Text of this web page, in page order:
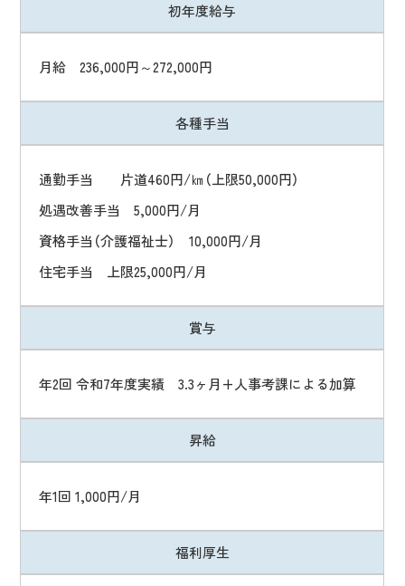
集
初年度給与
月給 236,000円～272,000円
各種手当
通勤手当 片道460円/㎞（上限50,000円）
処遇改善手当 5,000円/月
資格手当（介護福祉士） 10,000円/月
住宅手当 上限25,000円/月
賞与
年2回 令和7年度実績 3.3ヶ月+人事考課による加算
昇給
年1回 1,000円/月
福利厚生